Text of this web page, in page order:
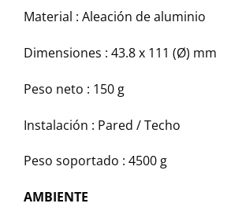
Material : Aleación de aluminio
Dimensiones : 43.8 x 111 (Ø) mm
Peso neto : 150 g
Instalación : Pared / Techo
Peso soportado : 4500 g
AMBIENTE